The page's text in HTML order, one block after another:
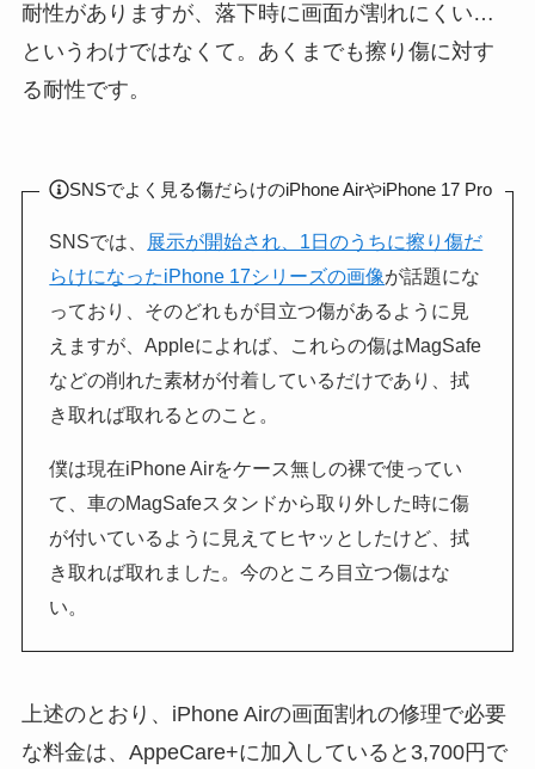
耐性がありますが、落下時に画面が割れにくい…
というわけではなくて。あくまでも擦り傷に対す
る耐性です。
SNSでよく見る傷だらけのiPhone AirやiPhone 17 Pro
SNSでは、 展示が開始され、1日のうちに擦り傷だ
らけになったiPhone 17シリーズの画像が話題にな
っており、そのどれもが目立つ傷があるように見
えますが、Appleによれば、これらの傷はMagSafe
などの削れた素材が付着しているだけであり、拭
き取れば取れるとのこと。
僕は現在iPhone Airをケース無しの裸で使ってい
て、車のMagSafeスタンドから取り外した時に傷
が付いているように見えてヒヤッとしたけど、拭
き取れば取れました。今のところ目立つ傷はな
い。
上述のとおり、iPhone Airの画面割れの修理で必要
な料金は、AppeCare+に加入していると3,700円で